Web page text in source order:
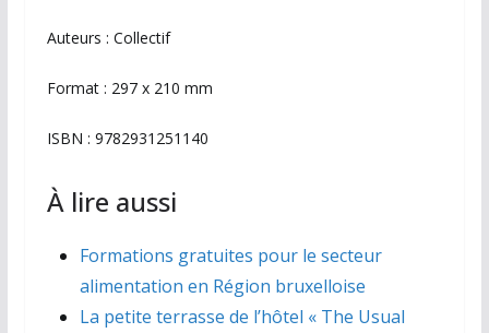
Auteurs : Collectif
Format : 297 x 210 mm
ISBN : 9782931251140
À lire aussi
Formations gratuites pour le secteur
alimentation en Région bruxelloise
La petite terrasse de l’hôtel « The Usual